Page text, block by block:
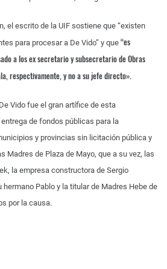
el escrito de la UIF sostiene que “existen
para procesar a De Vido” y que “es
a los ex secretario y subsecretario de Obras
respectivamente, y no a su jefe directo».
Vido fue el gran artífice de esta
de fondos públicas para la
y provincias sin licitación pública y
Madres de Plaza de Mayo, que a su vez, las
la empresa constructora de Sergio
Pablo y la titular de Madres Hebe de
por la causa.